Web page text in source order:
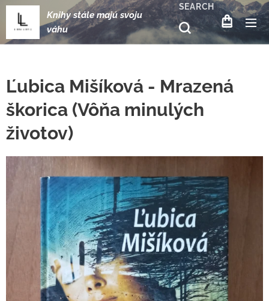
Knihy stále majú svoju
váhu
SEARCH
Ľubica Mišíková - Mrazená
škorica (Vôňa minulých
životov)